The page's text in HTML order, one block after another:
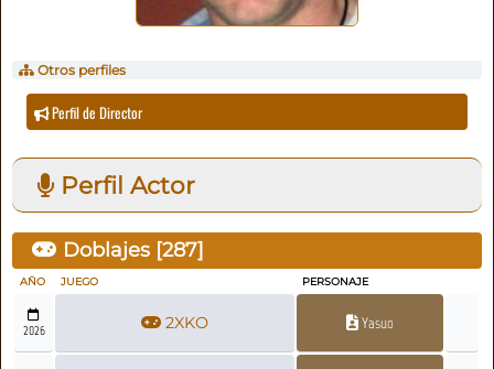
Otros perfiles
Perfil de Director
Perfil Actor
Doblajes [287]
AÑO JUEGO PERSONAJE
2026 2XKO Yasuo